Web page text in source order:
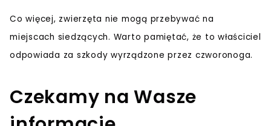
Co więcej, zwierzęta nie mogą przebywać na
miejscach siedzących. Warto pamiętać, że to właściciel
odpowiada za szkody wyrządzone przez czworonoga.
Czekamy na Wasze